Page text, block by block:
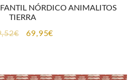
NÓRDICO ANIMALITOS
TIERRA
€
El
era:
69,95€
es: